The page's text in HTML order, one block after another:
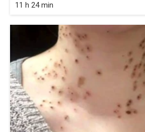
11 h 24 min